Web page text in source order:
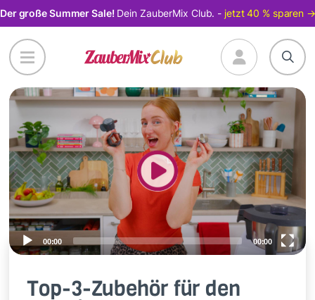
Direkt
zum
Inhalt
Der große Summer Sale! Dein ZauberMix Club. - jetzt 40 % sparen →
Video
Player
00:00 00:00
Top-3-Zubehör für den